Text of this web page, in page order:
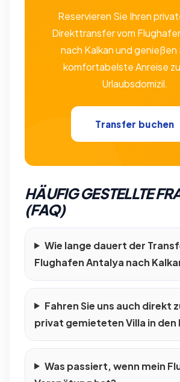
Reservieren Sie Ihren
Direkttransfer vom
nach Kalkan und genießen
komfortabelste Anreise
Urlaubsdomizil.
Transfer buchen
HÄUFIG GESTELLTE
(FAQ)
Wie lange dauert der
Flughafen Antalya nach
Fahren Sie uns auch direkt
privat gemieteten Villa in den
Was passiert, wenn mein